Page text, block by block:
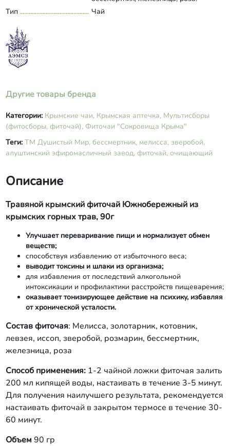
Тип
Чай
Другие товары бренда
Категории: Крымские чаи, Крымская аптечка, Мультисборы
(фитосборы, фиточай), Фиточаи "Сокровища Крыма"
Теги: ТМ Душистый Мир, бессмертник, мелисса, зверобой,
алуштинский эфиромасличный завод, фиточай, очищающий
Описание
Травяной крымский фиточай Южнобережный из
крымских горных трав, 90г
Улучшает переваривание пищи и нормализует обмен
веществ;
способствуя избавлению от избыточного веса;
выводит токсины и шлаки из организма;
для избавления от последствий алкогольной
интоксикации и профилактики расстройств пищеварения;
оказывает тонизирующее действие на психику, избавляя
от хронической усталости.
Состав фиточая: Мелисса, золотарник, котовник,
левзея, иссоп, зверобой, розмарин, бессмертник,
железница, роза
Способ применения:1-2 чайной ложки фиточая залить
200 мл кипящей воды, настаивать в течение 3-5 минут.
Для получения наилучшего результата, рекомендуется
настаивать фиточай в закрытом термосе в течение 30-
60 минут.
Объем 90 гр